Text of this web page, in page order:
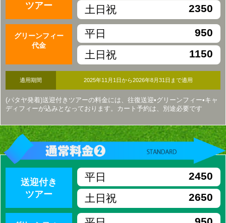
ツアー
土日祝
2350
グリーンフィー
代金
平日
950
土日祝
1150
適用期間 2025年11月1日から2026年8月31日まで適用
(パタヤ発着)送迎付きツアーの料金には、往復送迎•グリーンフィー•キャ
ディフィーが込みとなっております。カート予約は、別途必要です
送迎付き
ツアー
平日
2450
土日祝
2650